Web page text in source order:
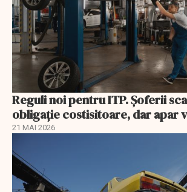
Reguli noi pentru ITP. Șoferii
obligație costisitoare, dar apar
21 MAI 2026